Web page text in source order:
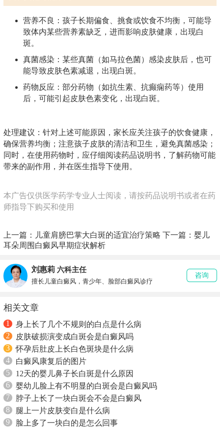
营养不良：孩子长期偏食、挑食或饮食不均衡，可能导
致体内某些营养素缺乏，进而影响皮肤健康，出现白
斑。
真菌感染：某些真菌（如马拉色菌）感染皮肤后，也可
能导致皮肤色素减退，出现白斑。
药物反应：部分药物（如抗生素、抗癫痫药等）使用
后，可能引起皮肤色素变化，出现白斑。
处理建议：针对上述可能原因，家长应关注孩子的饮食健康，
确保营养均衡；注意孩子皮肤的清洁和卫生，避免真菌感染；
同时，在使用药物时，应仔细阅读药品说明书，了解药物可能
带来的副作用，并在医生指导下使用。
本广告仅供医学药学专业人士阅读，请按药品说明书或者在药
师指导下购买和使用
上一篇： 儿童肩膀巴掌大白斑的适宜治疗策略 下一篇： 婴儿
耳朵周围白癜风早期症状解析
刘惠莉 六科主任
擅长儿童白癜风，青少年、脸部白癜风诊疗
咨询
相关文章
1
身上长了几个不规则的白点是什么病
2
皮肤破损演变成白斑会是白癜风吗
3
怀孕后肚皮上长白色斑块是什么病
4
白癜风康复后的图片
5
12天的婴儿鼻子长白斑是什么原因
6
婴幼儿脸上有不明显的白斑会是白癜风吗
7
脖子上长了一块白斑会不会是白癜风
8
腿上一片皮肤变白是什么病
9
脸上多了一块白的是怎么回事